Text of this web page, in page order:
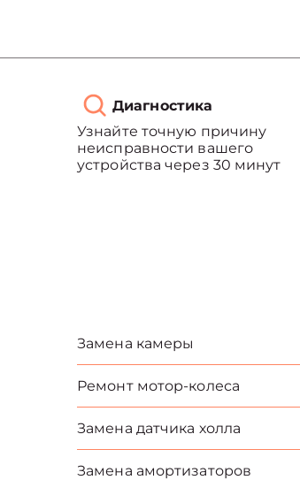
Диагностика
Узнайте точную причину
неисправности вашего
устройства через 30 минут
Замена камеры
Ремонт мотор-колеса
Замена датчика холла
Замена амортизаторов